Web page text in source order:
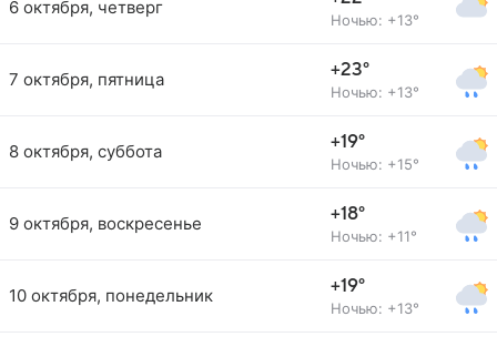
6 октября, четверг
Ночью: +13°
7 октября, пятница +23°
Ночью: +13°
8 октября, суббота +19°
Ночью: +15°
9 октября, воскресенье +18°
Ночью: +11°
10 октября, понедельник +19°
Ночью: +13°